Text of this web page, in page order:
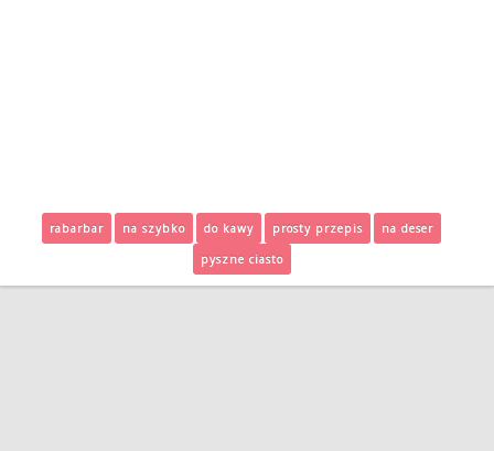
rabarbar na szybko do kawy prosty przepis
na deser
pyszne ciasto